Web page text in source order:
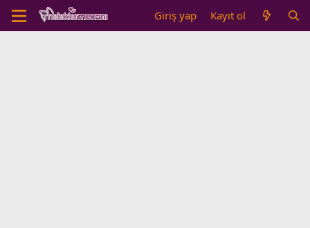
Giriş yap Kayıt ol